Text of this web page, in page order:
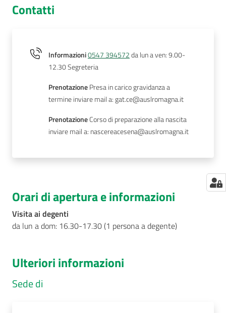
Contatti
Informazioni0547 394572da lun a ven: 9.00-
12.30 Segreteria
PrenotazionePresa in carico gravidanza a
termine inviare mail a: gat.ce@auslromagna.it
PrenotazioneCorso di preparazione alla nascita
inviare mail a: nascereacesena@auslromagna.it
Orari di apertura e informazioni
Visita ai degenti
da lun a dom: 16.30-17.30 (1 persona a degente)
Ulteriori informazioni
Sede di